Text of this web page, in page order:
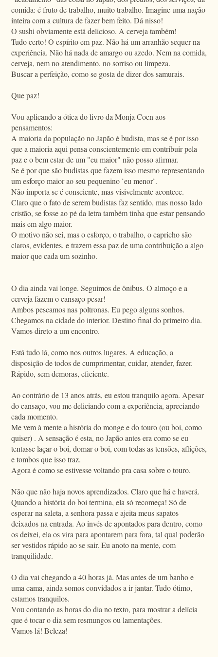
comida: é fruto de trabalho, muito trabalho. Imagine uma nação
inteira com a cultura de fazer bem feito. Dá nisso!
O sushi obviamente está delicioso. A cerveja também!
Tudo certo! O espírito em paz. Não há um arranhão sequer na
experiência. Não há nada de amargo ou azedo. Nem na comida,
cerveja, nem no atendimento, no sorriso ou limpeza.
Buscar a perfeição, como se gosta de dizer dos samurais.
Que paz!
Vou aplicando a ótica do livro da Monja Coen aos
pensamentos:
A maioria da população no Japão é budista, mas se é por isso
que a maioria aqui pensa conscientemente em contribuir pela
paz e o bem estar de um "eu maior" não posso afirmar.
Se é por que são budistas que fazem isso mesmo representando
um esforço maior ao seu pequenino `eu menor`.
Não importa se é consciente, mas visivelmente acontece.
Claro que o fato de serem budistas faz sentido, mas nosso lado
cristão, se fosse ao pé da letra também tinha que estar pensando
mais em algo maior.
O motivo não sei, mas o esforço, o trabalho, o capricho são
claros, evidentes, e trazem essa paz de uma contribuição a algo
maior que cada um sozinho.
O dia ainda vai longe. Seguimos de ônibus. O almoço e a
cerveja fazem o cansaço pesar!
Ambos pescamos nas poltronas. Eu pego alguns sonhos.
Chegamos na cidade do interior. Destino final do primeiro dia.
Vamos direto a um encontro.
Está tudo lá, como nos outros lugares. A educação, a
disposição de todos de cumprimentar, cuidar, atender, fazer.
Rápido, sem demoras, eficiente.
Ao contrário de 13 anos atrás, eu estou tranquilo agora. Apesar
do cansaço, vou me deliciando com a experiência, apreciando
cada momento.
Me vem à mente a história do monge e do touro (ou boi, como
quiser) . A sensação é esta, no Japão antes era como se eu
tentasse laçar o boi, domar o boi, com todas as tensões, aflições,
e tombos que isso traz.
Agora é como se estivesse voltando pra casa sobre o touro.
Não que não haja novos aprendizados. Claro que há e haverá.
Quando a história do boi termina, ela só recomeça! Só de
esperar na saleta, a senhora passa e ajeita meus sapatos
deixados na entrada. Ao invés de apontados para dentro, como
os deixei, ela os vira para apontarem para fora, tal qual poderão
ser vestidos rápido ao se sair. Eu anoto na mente, com
tranquilidade.
O dia vai chegando a 40 horas já. Mas antes de um banho e
uma cama, ainda somos convidados a ir jantar. Tudo ótimo,
estamos tranquilos.
Vou contando as horas do dia no texto, para mostrar a delícia
que é tocar o dia sem resmungos ou lamentações.
Vamos lá! Beleza!